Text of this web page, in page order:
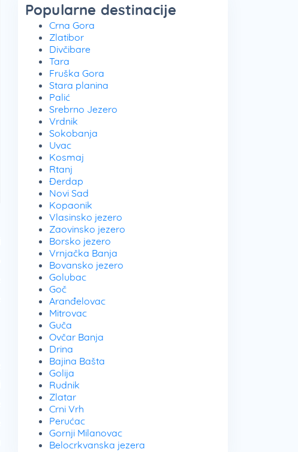
Popularne destinacije
Crna Gora
Zlatibor
Divčibare
Tara
Fruška Gora
Stara planina
Palić
Srebrno Jezero
Vrdnik
Sokobanja
Uvac
Kosmaj
Rtanj
Đerdap
Novi Sad
Kopaonik
Vlasinsko jezero
Zaovinsko jezero
Borsko jezero
Vrnjačka Banja
Bovansko jezero
Golubac
Goč
Aranđelovac
Mitrovac
Guča
Ovčar Banja
Drina
Bajina Bašta
Golija
Rudnik
Zlatar
Crni Vrh
Perućac
Gornji Milanovac
Belocrkvanska jezera